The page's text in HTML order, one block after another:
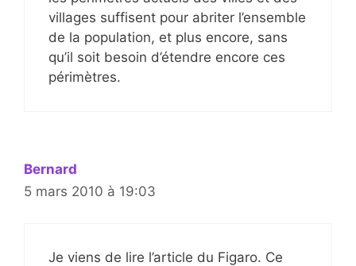
villages suffisent pour abriter l’ensemble
de la population, et plus encore, sans
qu’il soit besoin d’étendre encore ces
périmètres.
Bernard
5 mars 2010 à 19:03
Je viens de lire l’article du Figaro. Ce